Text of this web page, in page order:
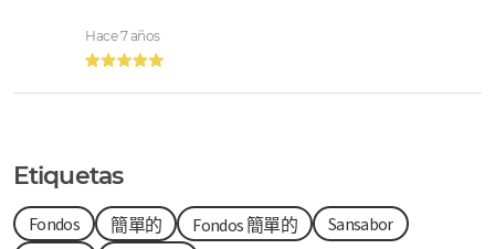
Hace 7 años
Etiquetas
Fondos 簡單的 Fondos 簡單的
Sansabor